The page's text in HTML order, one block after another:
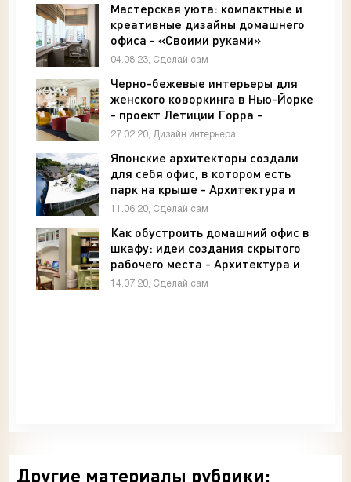
Мастерская уюта: компактные и
креативные дизайны домашнего
офиса - «Своими руками»
04.08.23, Сделай сам
Черно-бежевые интерьеры для
женского коворкинга в Нью-Йорке
- проект Летиции Горра -
«Интерьер»
27.02.20, Дизайн интерьера
Японские архитекторы создали
для себя офис, в котором есть
парк на крыше - Архитектура и
интерьер
11.06.20, Сделай сам
Как обустроить домашний офис в
шкафу: идеи создания скрытого
рабочего места - Архитектура и
интерьер
14.07.20, Сделай сам
Другие материалы рубрики: